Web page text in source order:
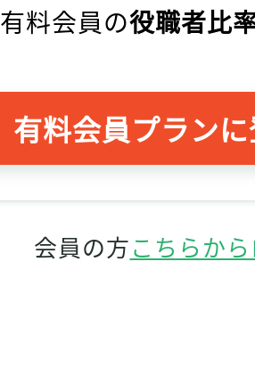
有料会員の役職者比
有料会員プラン
会員の方こちらか